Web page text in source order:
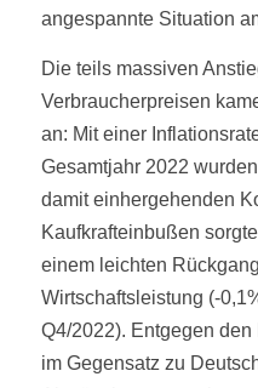
angespannte Situation
Die teils massiven
Verbraucherpreisen
an: Mit einer
Gesamtjahr 2022
damit einhergehenden
Kaufkrafteinbußen
einem leichten
Wirtschaftsleistung (-
Q4/2022). Entgegen
im Gegensatz zu